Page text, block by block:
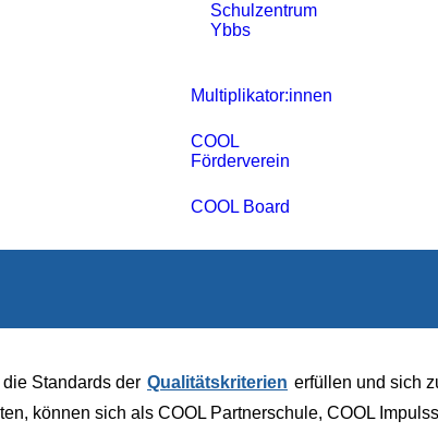
Schulzentrum
Ybbs
Multiplikator:innen
COOL
Förderverein
COOL Board
Standards der Qualitätskriterien erfüllen und sich
können sich als COOL Partnerschule, COOL